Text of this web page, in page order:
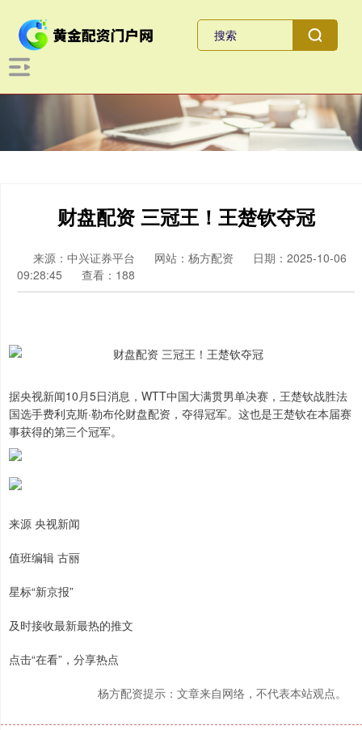
财盘配资 三冠王！王楚钦夺冠
来源：中兴证券平台 网站：杨方配资
日期：2025-10-06
09:28:45
查看：188
据央视新闻10月5日消息，WTT中国大满贯男单决赛，王楚钦战胜法
国选手费利克斯·勒布伦财盘配资，夺得冠军。这也是王楚钦在本届赛
事获得的第三个冠军。
来源 央视新闻
值班编辑 古丽
星标“新京报”
及时接收最新最热的推文
点击“在看”，分享热点
杨方配资提示：文章来自网络，不代表本站观点。